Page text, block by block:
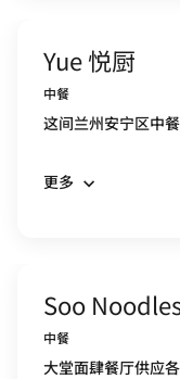
Yue 悦厨
中餐
这间兰州安宁区中
更多
Soo
中餐
大堂面肆餐厅供应